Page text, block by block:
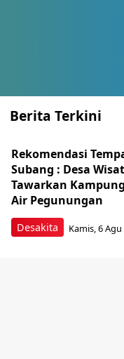
Berita Terkini
Desakita
Rekomendasi
Subang : Desa
Tawarkan
Air Pegunungan
Kamis, 6